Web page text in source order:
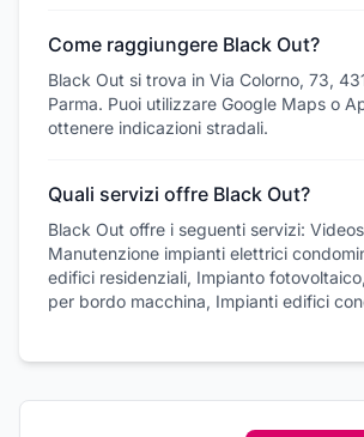
Come raggiungere Black Out?
Black Out si trova in Via Colorno, 73,
Parma. Puoi utilizzare Google Maps o
ottenere indicazioni stradali.
Quali servizi offre Black Out?
Black Out offre i seguenti servizi:
Manutenzione impianti elettrici
edifici residenziali, Impianto
per bordo macchina, Impianti edifici